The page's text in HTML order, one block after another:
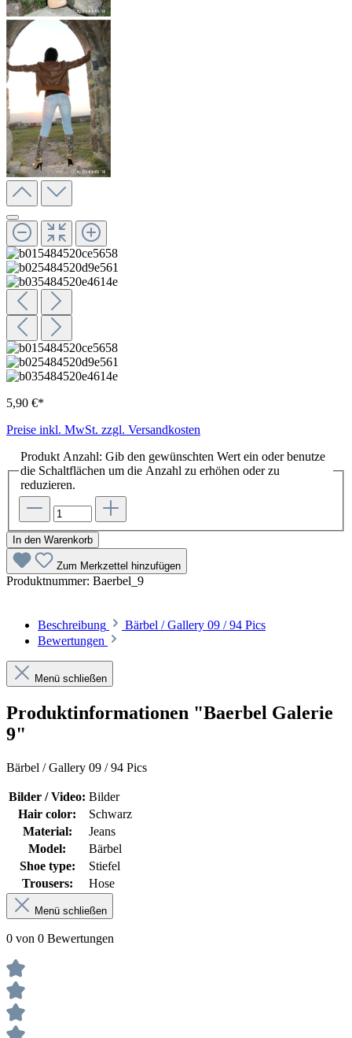
5,90 €*
Preise inkl. MwSt. zzgl. Versandkosten
Produkt Anzahl: Gib den gewünschten Wert ein oder benutze
die Schaltflächen um die Anzahl zu erhöhen oder zu
reduzieren.
In den Warenkorb
Zum Merkzettel hinzufügen
Produktnummer: Baerbel_9
Beschreibung
Bärbel / Gallery 09 / 94 Pics
Bewertungen
Menü schließen
Produktinformationen "Baerbel Galerie
9"
Bärbel / Gallery 09 / 94 Pics
Bilder / Video: Bilder
Hair color:
Schwarz
Material:
Jeans
Model:
Bärbel
Shoe type:
Stiefel
Trousers:
Hose
Menü schließen
0 von 0 Bewertungen